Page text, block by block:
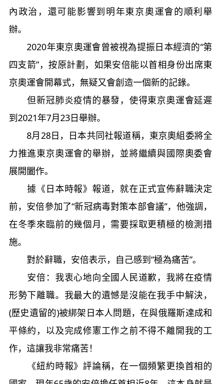
內政治，還可能影響到明年東京奧運會的順利舉
辦。
2020年東京奧運會曾被視為提振日本經濟的“第
四支箭”，按原計劃，如果安倍能以首相身份出席東
京奧運會開幕式，無疑又會創造一個新的記錄。
但新冠肺炎疫情的暴發，使得東京奧運會延遲
到2021年7月23日舉辦。
8月28日，日本共同社報道稱，東京奧組委將全
力推進東京奧運會的舉辦，並將繼續與國際奧委會
展開闔作。
據《日本時報》報道，就在正式宣佈辭職決定
前，安倍參加了“新冠病毒對策本部會議”，他強調，
在冬季來臨前的幾個月，需要採取更積極的檢測措
施。
對於辭職，安倍表示，自己感到“極為痛苦”。
安倍：我衷心地向全國人民道歉，我將在疫情
形勢下離職。我最大的遺憾是沒能在我手中解決，
(歷史遺留的)被綁架日本人問題，在與俄羅斯達成和
平條約，以及完成修憲工作之前不得不離開我的工
作，這讓我非常痛苦！
《紐約時報》評論稱，在一個頻繁更換首相的